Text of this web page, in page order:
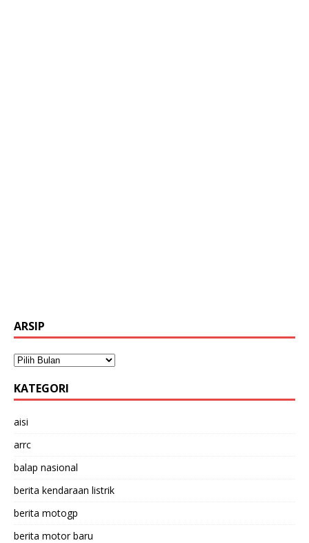
ARSIP
KATEGORI
aisi
arrc
balap nasional
berita kendaraan listrik
berita motogp
berita motor baru